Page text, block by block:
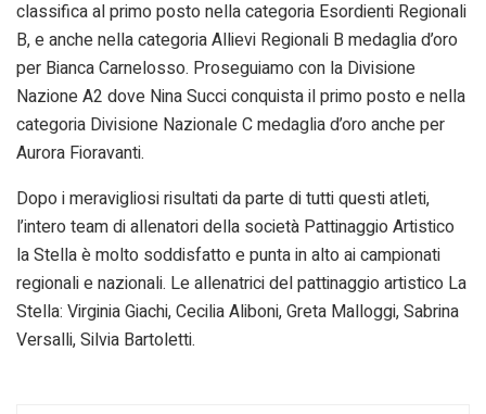
classifica al primo posto nella categoria Esordienti Regionali
B, e anche nella categoria Allievi Regionali B medaglia d’oro
per Bianca Carnelosso. Proseguiamo con la Divisione
Nazione A2 dove Nina Succi conquista il primo posto e nella
categoria Divisione Nazionale C medaglia d’oro anche per
Aurora Fioravanti.
Dopo i meravigliosi risultati da parte di tutti questi atleti,
l’intero team di allenatori della società Pattinaggio Artistico
la Stella è molto soddisfatto e punta in alto ai campionati
regionali e nazionali. Le allenatrici del pattinaggio artistico La
Stella: Virginia Giachi, Cecilia Aliboni, Greta Malloggi, Sabrina
Versalli, Silvia Bartoletti.